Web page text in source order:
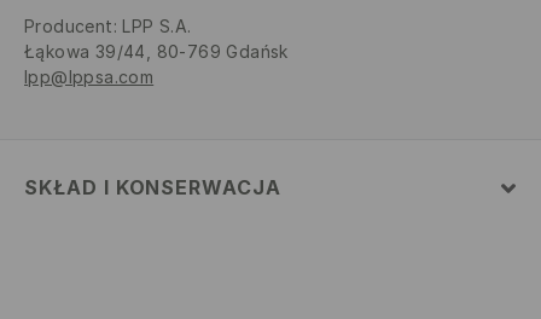
Producent: LPP S.A.
Łąkowa 39/44, 80-769 Gdańsk
lpp@lppsa.com
SKŁAD I KONSERWACJA